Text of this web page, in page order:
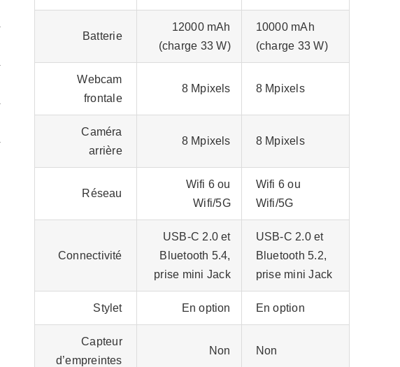
Batterie
12000 mAh
(charge 33 W)
10000 mAh
(charge 33 W)
Webcam
frontale
8 Mpixels 8 Mpixels
Caméra
arrière
8 Mpixels 8 Mpixels
Réseau
Wifi 6 ou
Wifi/5G
Wifi 6 ou
Wifi/5G
Connectivité
USB-C 2.0 et
Bluetooth 5.4,
prise mini Jack
USB-C 2.0 et
Bluetooth 5.2,
prise mini Jack
Stylet En option En option
Capteur
d’empreintes
Non Non